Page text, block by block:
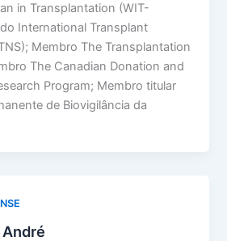
in Transplantation (WIT-
International Transplant
Membro The Transplantation
The Canadian Donation and
Program; Membro titular
de Biovigilância da